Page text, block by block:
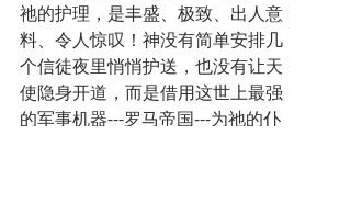
祂的护理，是丰盛、极致、出人意
料、令人惊叹！神没有简单安排几
个信徒夜里悄悄护送，也没有让天
使隐身开道，而是借用这世上最强
的军事机器---罗马帝国---为祂的仆